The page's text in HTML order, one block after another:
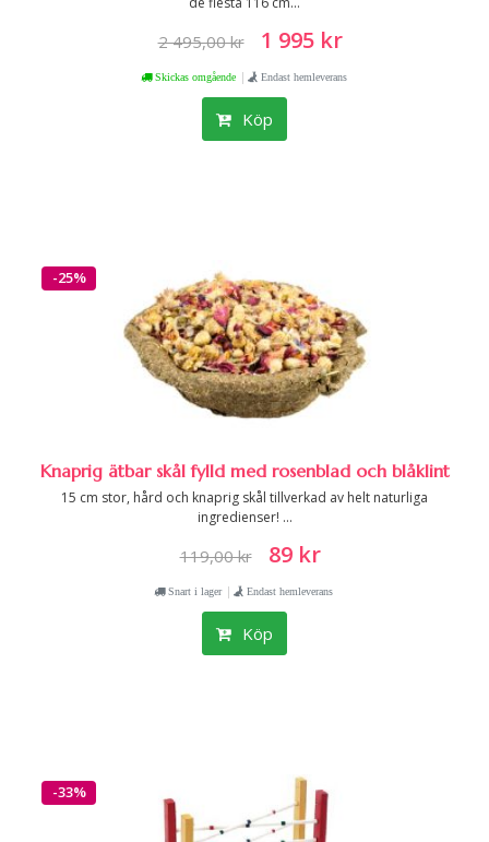
2 495,00 kr 1 995 kr
Skickas omgående | Endast hemleverans
Köp
-25%
Knaprig ätbar skål fylld med rosenblad och blåklint
15 cm stor, hård och knaprig skål tillverkad av helt naturliga
ingredienser! ...
119,00 kr 89 kr
Snart i lager | Endast hemleverans
Köp
-33%